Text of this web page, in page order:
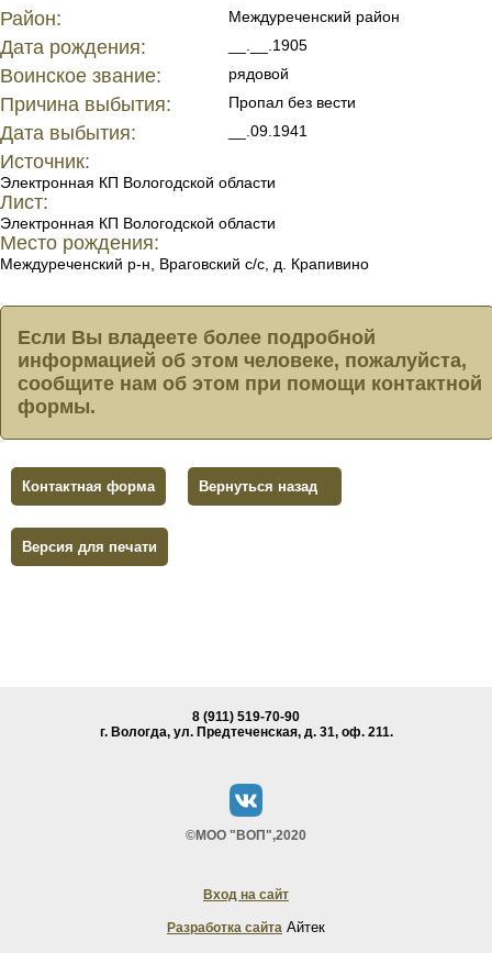
Район: Междуреченский район
Дата рождения: __.__.1905
Воинское звание: рядовой
Причина выбытия: Пропал без вести
Дата выбытия: __.09.1941
Источник:
Электронная КП Вологодской области
Лист:
Электронная КП Вологодской области
Место рождения:
Междуреченский р-н, Враговский с/с, д. Крапивино
Если Вы владеете более подробной
информацией об этом человеке, пожалуйста,
сообщите нам об этом при помощи контактной
формы.
Контактная форма Вернуться назад
Версия для печати
8 (911) 519-70-90
г. Вологда, ул. Предтеченская, д. 31, oф. 211.
©МОО "ВОП",2020
Вход на сайт
Разработка сайта Айтек